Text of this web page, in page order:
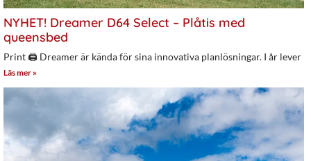
NYHET! Dreamer D64 Select – Plåtis med
queensbed
Print 🖨 Dreamer är kända för sina innovativa planlösningar. I år lever
Läs mer »